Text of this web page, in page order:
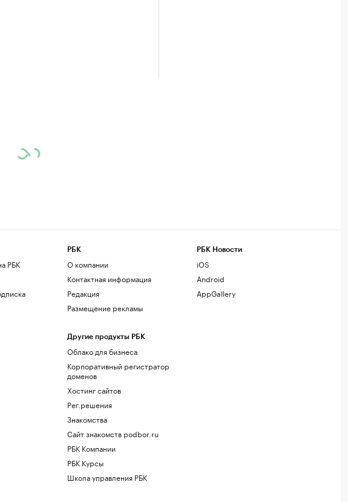
РБК
РБК
О компании
Контактная информация
Редакция
Размещение рекламы
Другие продукты РБК
Облако для бизнеса
Корпоративный регистратор
доменов
Хостинг сайтов
Рег.решения
Знакомства
Сайт знакомств podbor.ru
РБК Компании
РБК Курсы
Школа управления РБК
РБК Новости
iOS
Android
AppGallery